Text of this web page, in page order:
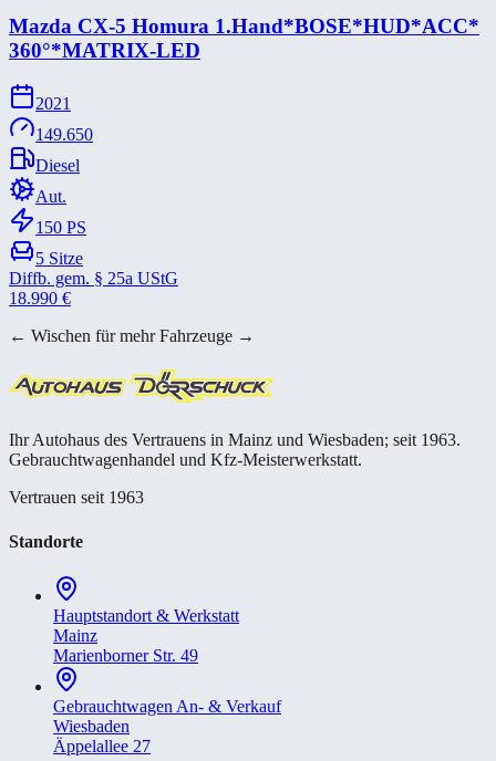
Mazda CX-​5 Homura 1.Hand*​BOSE*​HUD*​ACC*​
360°*​MATRIX-​LED
2021
149.650
Diesel
Aut.
150 PS
5 Sitze
Diffb. gem. § 25a UStG
18.990 €
← Wischen für mehr Fahrzeuge →
Ihr Autohaus des Vertrauens in Mainz und Wiesbaden; seit 1963.
Gebrauchtwagenhandel und Kfz-Meisterwerkstatt.
Vertrauen seit 1963
Standorte
Hauptstandort & Werkstatt
Mainz
Marienborner Str. 49
Gebrauchtwagen An- & Verkauf
Wiesbaden
Äppelallee 27